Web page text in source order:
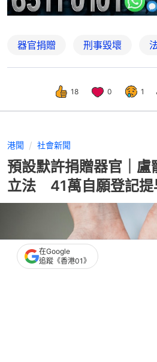
器官捐贈 刑事毀壞
18 0 1
港聞 社會新聞
預設默許捐贈器官｜盧
立法 41萬自願登記提
在Google
追蹤《香港01》